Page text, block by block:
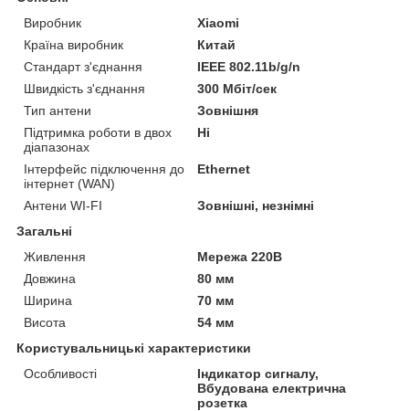
Виробник
Xiaomi
Країна виробник
Китай
Стандарт з'єднання
IEEE 802.11b/g/n
Швидкість з'єднання
300 Мбіт/сек
Тип антени
Зовнішня
Підтримка роботи в двох
діапазонах
Ні
Інтерфейс підключення до
інтернет (WAN)
Ethernet
Антени WI-FI
Зовнішні, незнімні
Загальні
Живлення
Мережа 220В
Довжина
80 мм
Ширина
70 мм
Висота
54 мм
Користувальницькі характеристики
Особливості
Індикатор сигналу,
Вбудована електрична
розетка